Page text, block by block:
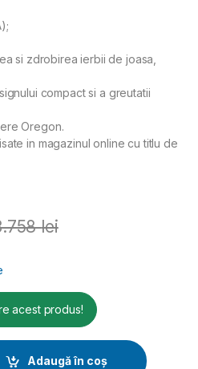
si zdrobirea ierbii de joasa,
compact si a greutatii
Oregon.
in magazinul online cu titlu de
lei
acest produs!
quantity
Adaugă în coș